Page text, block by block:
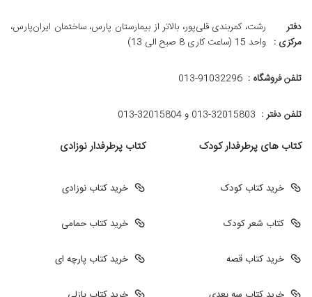
دفتر
مرکزی :
رشت، کمربندی قلی‌پور، بالاتر از بیمارستان پارس، ساختمان ایران‌پارس،
واحد 15 (ساعت کاری 8 صبح الی 13)
تلفن فروشگاه : 013-91032296
تلفن دفتر : 013-32015803 و 32015804-013
کتاب های پرطرفدار کودک
خرید کتاب کودک
کتاب شعر کودک
خرید کتاب قصه
کتاب پرطرفدار نوزادی
خرید کتاب نوزادی
خرید کتاب حمامی
خرید کتاب پارچه ای